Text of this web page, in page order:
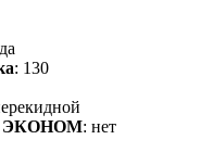
да
: 130
ЭКОНОМ: нет